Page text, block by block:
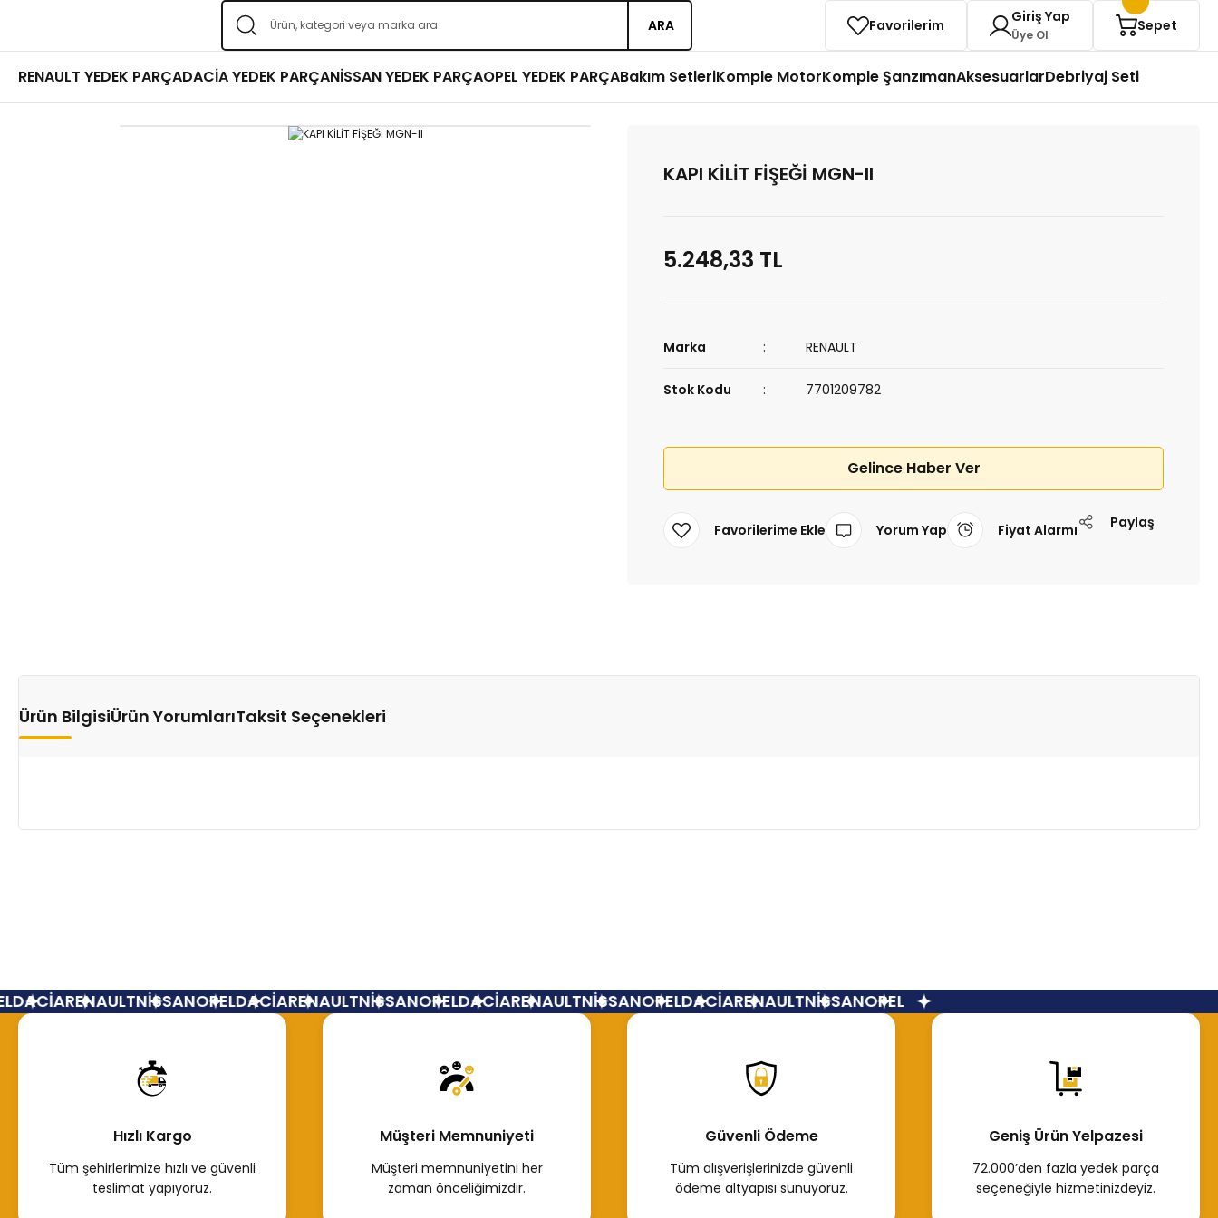
ARA Favorilerim Giriş Yap
Üye Ol
Sepet
RENAULT YEDEK PARÇADACİA YEDEK PARÇANİSSAN YEDEK PARÇAOPEL YEDEK PARÇABakım SetleriKomple MotorKomple ŞanzımanAksesuarlarDebriyaj Seti
KAPI KİLİT FİŞEĞİ MGN-II
5.248,33 TL
Marka RENAULT
Stok Kodu 7701209782
Gelince Haber Ver
Yorum Yap Fiyat Alarmı Paylaş
Ürün BilgisiÜrün YorumlarıTaksit Seçenekleri
RENAULTNİSSANOPELDACİARENAULTNİSSANOPELDACİARENAULTNİSSANOPELDACİARENAULTNİSSANOPEL
Hızlı Kargo
Tüm şehirlerimize hızlı ve güvenli
teslimat yapıyoruz.
Müşteri Memnuniyeti
Müşteri memnuniyetini her
zaman önceliğimizdir.
Güvenli Ödeme
Tüm alışverişlerinizde güvenli
ödeme altyapısı sunuyoruz.
Geniş Ürün Yelpazesi
72.000’den fazla yedek parça
seçeneğiyle hizmetinizdeyiz.